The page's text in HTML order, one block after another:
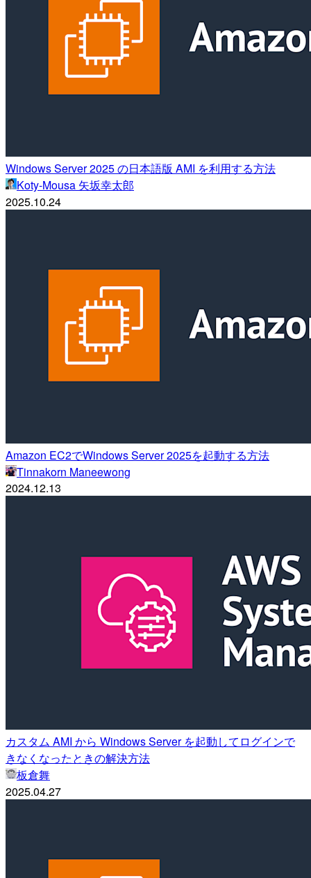
Windows Server 2025 の日本語版 AMI を利用する方法
Koty-Mousa 矢坂幸太郎
2025.10.24
Amazon EC2でWindows Server 2025を起動する方法
Tinnakorn Maneewong
2024.12.13
カスタム AMI から Windows Server を起動してログインで
きなくなったときの解決方法
板倉舞
2025.04.27